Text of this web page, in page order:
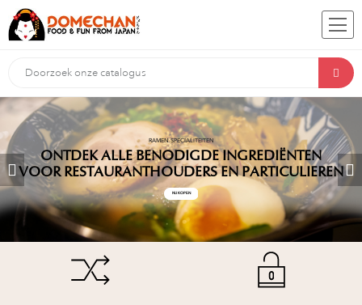
RAMEN SPECIALITEITEN
ONTDEK ALLE BENODIGDE INGREDIËNTEN
VOOR RESTAURANTHOUDERS EN PARTICULIEREN
NU KOPEN